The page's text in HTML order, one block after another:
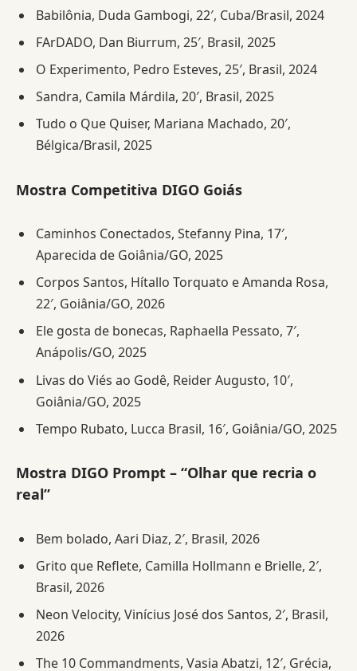
Babilônia, Duda Gambogi, 22′, Cuba/Brasil, 2024
FArDADO, Dan Biurrum, 25′, Brasil, 2025
O Experimento, Pedro Esteves, 25′, Brasil, 2024
Sandra, Camila Márdila, 20′, Brasil, 2025
Tudo o Que Quiser, Mariana Machado, 20′,
Bélgica/Brasil, 2025
Mostra Competitiva DIGO Goiás
Caminhos Conectados, Stefanny Pina, 17′,
Aparecida de Goiânia/GO, 2025
Corpos Santos, Hítallo Torquato e Amanda Rosa,
22′, Goiânia/GO, 2026
Ele gosta de bonecas, Raphaella Pessato, 7′,
Anápolis/GO, 2025
Livas do Viés ao Godê, Reider Augusto, 10′,
Goiânia/GO, 2025
Tempo Rubato, Lucca Brasil, 16′, Goiânia/GO, 2025
Mostra DIGO Prompt – “Olhar que recria o
real”
Bem bolado, Aari Diaz, 2′, Brasil, 2026
Grito que Reflete, Camilla Hollmann e Brielle, 2′,
Brasil, 2026
Neon Velocity, Vinícius José dos Santos, 2′, Brasil,
2026
The 10 Commandments, Vasia Abatzi, 12′, Grécia,